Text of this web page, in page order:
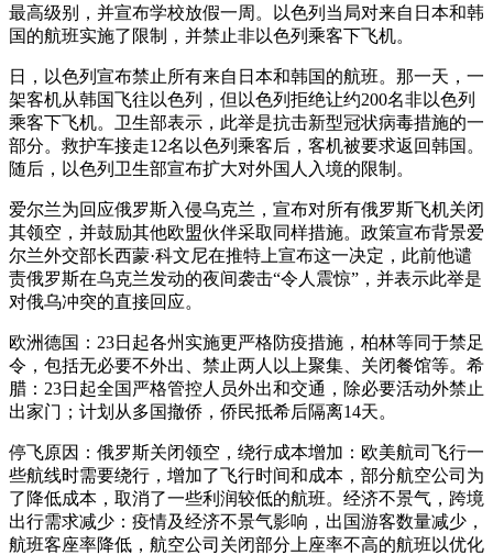
最高级别，并宣布学校放假一周。以色列当局对来自日本和韩
国的航班实施了限制，并禁止非以色列乘客下飞机。
日，以色列宣布禁止所有来自日本和韩国的航班。那一天，一
架客机从韩国飞往以色列，但以色列拒绝让约200名非以色列
乘客下飞机。卫生部表示，此举是抗击新型冠状病毒措施的一
部分。救护车接走12名以色列乘客后，客机被要求返回韩国。
随后，以色列卫生部宣布扩大对外国人入境的限制。
爱尔兰为回应俄罗斯入侵乌克兰，宣布对所有俄罗斯飞机关闭
其领空，并鼓励其他欧盟伙伴采取同样措施。政策宣布背景爱
尔兰外交部长西蒙·科文尼在推特上宣布这一决定，此前他谴
责俄罗斯在乌克兰发动的夜间袭击“令人震惊”，并表示此举是
对俄乌冲突的直接回应。
欧洲德国：23日起各州实施更严格防疫措施，柏林等同于禁足
令，包括无必要不外出、禁止两人以上聚集、关闭餐馆等。希
腊：23日起全国严格管控人员外出和交通，除必要活动外禁止
出家门；计划从多国撤侨，侨民抵希后隔离14天。
停飞原因：俄罗斯关闭领空，绕行成本增加：欧美航司飞行一
些航线时需要绕行，增加了飞行时间和成本，部分航空公司为
了降低成本，取消了一些利润较低的航班。经济不景气，跨境
出行需求减少：疫情及经济不景气影响，出国游客数量减少，
航班客座率降低，航空公司关闭部分上座率不高的航班以优化